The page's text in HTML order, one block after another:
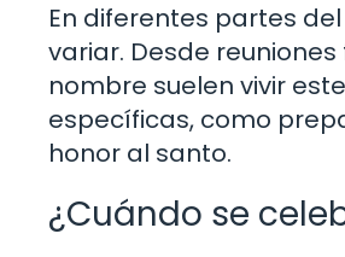
En diferentes partes
variar. Desde
nombre suelen vivir
específicas, como
honor al santo.
¿Cuándo se